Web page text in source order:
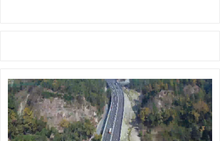
न
लि
ड
स्प
ता
ल
का
कि
या